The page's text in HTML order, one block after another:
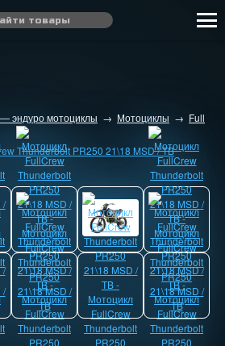
эндуро мотоциклы → Мотоциклы → Full